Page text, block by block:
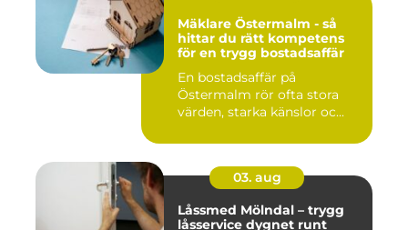
Mäklare Östermalm - så
hittar du rätt kompetens
för en trygg bostadsaffär
En bostadsaffär på
Östermalm rör ofta stora
värden, starka känslor oc...
03. aug
Låssmed Mölndal – trygg
låsservice dygnet runt